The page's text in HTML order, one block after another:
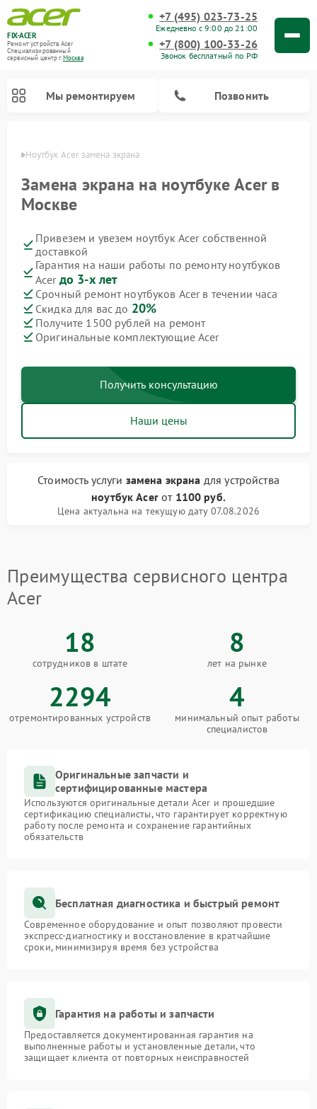
FIX-ACER
Ремонт устройств Acer
Специализированный
cервисный центр г.Москва
+7 (495) 023-73-25
Ежедневно с 9:00 до 21:00
+7 (800) 100-33-26
Звонок бесплатный по РФ
Мы ремонтируем Позвонить
Ноутбук Acer замена экрана
Замена экрана на ноутбуке Acer в
Москве
Привезем и увезем ноутбук Acer собственной
доставкой
Гарантия на наши работы по ремонту ноутбуков
Acer до 3-х лет
Срочный ремонт ноутбуков Acer в течении часа
Скидка для вас до 20%
Получите 1500 рублей на ремонт
Оригинальные комплектующие Acer
Получить консультацию
Наши цены
Стоимость услуги замена экрана для устройства
ноутбук Acerот 1100 руб.
Цена актуальна на текущую дату 07.08.2026
Преимущества сервисного центра
Acer
18
сотрудников в штате
8
лет на рынке
2294
отремонтированных устройств
4
минимальный опыт работы
специалистов
Оригинальные запчасти и
сертифицированные мастера
Используются оригинальные детали Acer и прошедшие
сертификацию специалисты, что гарантирует корректную
работу после ремонта и сохранение гарантийных
обязательств
Бесплатная диагностика и быстрый ремонт
Современное оборудование и опыт позволяют провести
экспресс-диагностику и восстановление в кратчайшие
сроки, минимизируя время без устройства
Гарантия на работы и запчасти
Предоставляется документированная гарантия на
выполненные работы и установленные детали, что
защищает клиента от повторных неисправностей